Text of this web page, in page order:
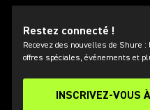
Restez connecté !
Recevez des nouvelles de Shure
offres spéciales, événements et
INSCRIVEZ-VOUS